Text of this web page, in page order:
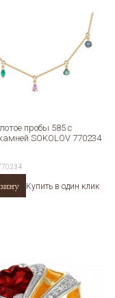
пробы 585 с
SOKOLOV 770234
Купить в один клик